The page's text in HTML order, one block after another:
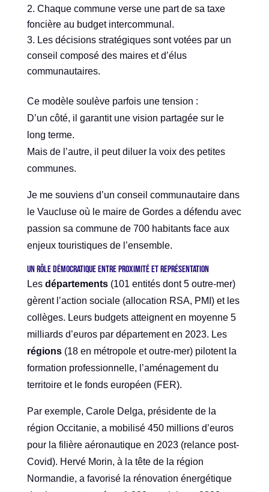
Chaque commune verse une part de sa taxe
foncière au budget intercommunal.
Les décisions stratégiques sont votées par un
conseil composé des maires et d’élus
communautaires.
Ce modèle soulève parfois une tension :
D’un côté, il garantit une vision partagée sur le
long terme.
Mais de l’autre, il peut diluer la voix des petites
communes.
Je me souviens d’un conseil communautaire dans
le Vaucluse où le maire de Gordes a défendu avec
passion sa commune de 700 habitants face aux
enjeux touristiques de l’ensemble.
Un rôle démocratique entre proximité et représentation
Les départements(101 entités dont 5 outre-mer)
gèrent l’action sociale (allocation RSA, PMI) et les
collèges. Leurs budgets atteignent en moyenne 5
milliards d’euros par département en 2023. Les
régions(18 en métropole et outre-mer) pilotent la
formation professionnelle, l’aménagement du
territoire et le fonds européen (FER).
Par exemple, Carole Delga, présidente de la
région Occitanie, a mobilisé 450 millions d’euros
pour la filière aéronautique en 2023 (relance post-
Covid). Hervé Morin, à la tête de la région
Normandie, a favorisé la rénovation énergétique